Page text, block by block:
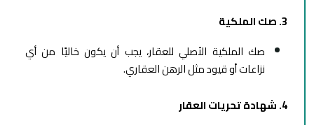
3. صك الملكية
صك الملكية الأصلي للعقار، يجب أن يكون خاليًا من أي
نزاعات أو قيود مثل الرهن العقاري.
4. شهادة تحريات العقار